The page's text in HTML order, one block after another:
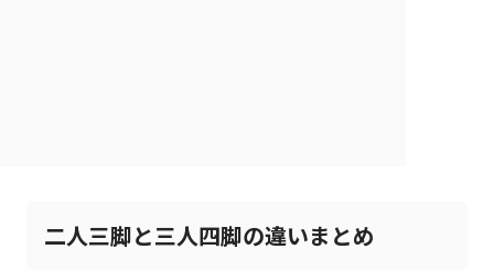
二人三脚と三人四脚の違いまとめ